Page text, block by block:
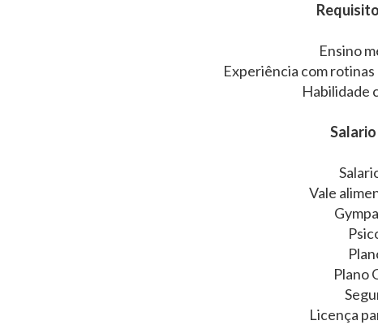
Ensino
Experiência com
Habilidade
Vale
Plano
Licença